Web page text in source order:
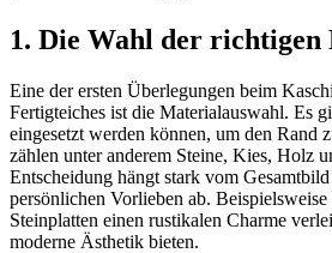
1. Die Wahl der
Eine der ersten Überlegungen beim
Fertigteiches ist die Materialauswahl. Es
eingesetzt werden können, um den Rand
zählen unter anderem Steine, Kies, Holz
Entscheidung hängt stark vom
persönlichen Vorlieben ab.
Steinplatten einen rustikalen Charme
moderne Ästhetik bieten.